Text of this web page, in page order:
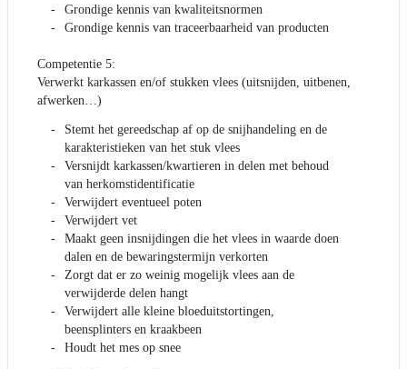
Grondige kennis van kwaliteitsnormen
Grondige kennis van traceerbaarheid van producten
Competentie 5:
Verwerkt karkassen en/of stukken vlees (uitsnijden, uitbenen,
afwerken…)
Stemt het gereedschap af op de snijhandeling en de
karakteristieken van het stuk vlees
Versnijdt karkassen/kwartieren in delen met behoud
van herkomstidentificatie
Verwijdert eventueel poten
Verwijdert vet
Maakt geen insnijdingen die het vlees in waarde doen
dalen en de bewaringstermijn verkorten
Zorgt dat er zo weinig mogelijk vlees aan de
verwijderde delen hangt
Verwijdert alle kleine bloeduitstortingen,
beensplinters en kraakbeen
Houdt het mes op snee